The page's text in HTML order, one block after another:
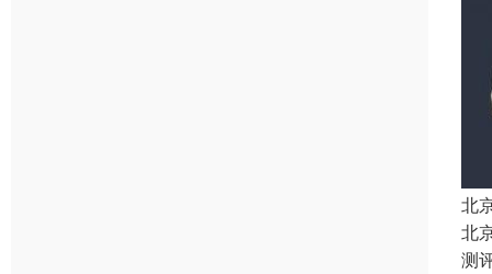
北
北
测